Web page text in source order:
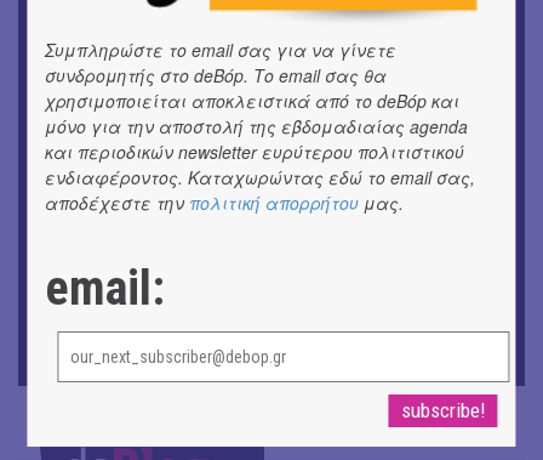
ΚΙΝ/ΦΟΣ
Οι γαλλικές ταινίες του 16ου Athens Open Air Film
Festival
ΘΕΑΤΡΟ / ΧΟΡΟΣ
«Μήδεια» του Ευριπίδη | Σκην.: Nikita Milivojević
ΧΟΡΩΝ ΧΩΡΟΣ στον Εκθεσιακό Χώρο του Αρχαίου
Θέατρου Επιδαύρου
Συμπληρώστε το email σας για να γίνετε
συνδρομητής στο deBόp. Το email σας θα
χρησιμοποιείται αποκλειστικά από το deBόp και
μόνο για την αποστολή της εβδομαδιαίας agenda
και περιοδικών newsletter ευρύτερου πολιτιστικού
ενδιαφέροντος. Καταχωρώντας εδώ το email σας,
αποδέχεστε την πολιτική απορρήτου μας.
email: